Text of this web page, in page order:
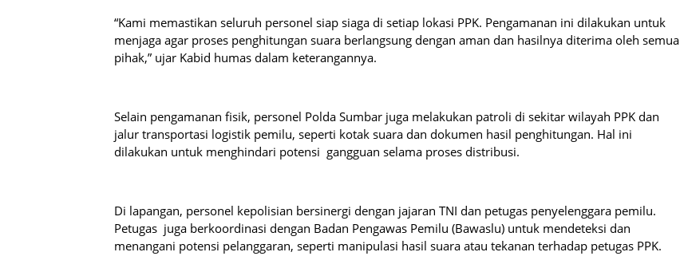
“Kami memastikan seluruh personel siap siaga di setiap lokasi PPK. Pengamanan ini dilakukan untuk
menjaga agar proses penghitungan suara berlangsung dengan aman dan hasilnya diterima oleh semua
pihak,” ujar Kabid humas dalam keterangannya.
Selain pengamanan fisik, personel Polda Sumbar juga melakukan patroli di sekitar wilayah PPK dan
jalur transportasi logistik pemilu, seperti kotak suara dan dokumen hasil penghitungan. Hal ini
dilakukan untuk menghindari potensi gangguan selama proses distribusi.
Di lapangan, personel kepolisian bersinergi dengan jajaran TNI dan petugas penyelenggara pemilu.
Petugas juga berkoordinasi dengan Badan Pengawas Pemilu (Bawaslu) untuk mendeteksi dan
menangani potensi pelanggaran, seperti manipulasi hasil suara atau tekanan terhadap petugas PPK.